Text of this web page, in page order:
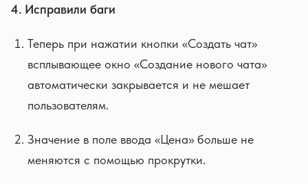
4. Исправили баги
Теперь при нажатии кнопки «Создать чат»
всплывающее окно «Создание нового чата»
автоматически закрывается и не мешает
пользователям.
Значение в поле ввода «Цена» больше не
меняются с помощью прокрутки.